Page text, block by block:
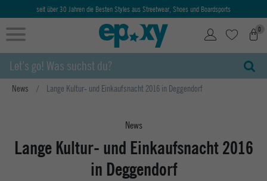
seit über 30 Jahren die Besten Styles aus Streetwear, Shoes und Boardsports
0
News Lange Kultur- und Einkaufsnacht 2016 in Deggendorf
News
Lange Kultur- und Einkaufsnacht 2016
in Deggendorf